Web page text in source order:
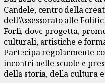
Candele, centro della
dell’Assessorato alle
Forlì, dove progetta,
culturali, artistiche e
Partecipa regolarmente
incontri nelle scuole e
della storia, della cultura